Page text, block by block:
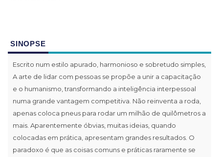
SINOPSE
Escrito num estilo apurado, harmonioso e sobretudo simples,
A arte de lidar com pessoas se propõe a unir a capacitação
e o humanismo, transformando a inteligência interpessoal
numa grande vantagem competitiva. Não reinventa a roda,
apenas coloca pneus para rodar um milhão de quilômetros a
mais. Aparentemente óbvias, muitas ideias, quando
colocadas em prática, apresentam grandes resultados. O
paradoxo é que as coisas comuns e práticas raramente se